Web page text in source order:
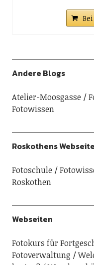
Andere Blogs
Atelier-Moosgasse
Fotowissen
Roskothens
Fotoschule
Roskothen
Webseiten
Fotokurs für
Fotoverwaltung